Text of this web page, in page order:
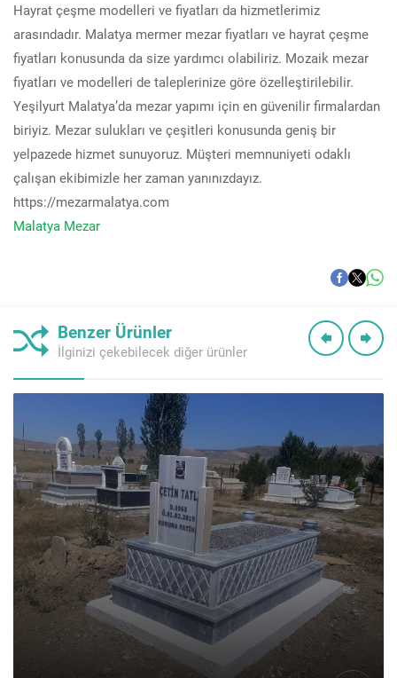
Hayrat çeşme modelleri ve fiyatları da hizmetlerimiz
arasındadır. Malatya mermer mezar fiyatları ve hayrat çeşme
fiyatları konusunda da size yardımcı olabiliriz. Mozaik mezar
fiyatları ve modelleri de taleplerinize göre özelleştirilebilir.
Yeşilyurt Malatya’da mezar yapımı için en güvenilir firmalardan
biriyiz. Mezar sulukları ve çeşitleri konusunda geniş bir
yelpazede hizmet sunuyoruz. Müşteri memnuniyeti odaklı
çalışan ekibimizle her zaman yanınızdayız.
https://mezarmalatya.com
Malatya Mezar
Benzer Ürünler
İlginizi çekebilecek diğer ürünler